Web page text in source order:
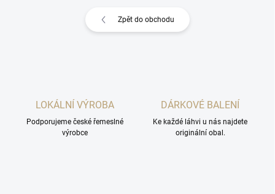
Zpět do obchodu
LOKÁLNÍ VÝROBA
Podporujeme české řemeslné
výrobce
DÁRKOVÉ BALENÍ
Ke každé láhvi u nás najdete
originální obal.